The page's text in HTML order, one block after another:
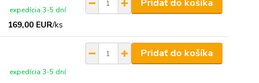
169,00 EUR/ks
expedícia 3-5 dní
Pridať do košíka
expedícia 3-5 dní
Pridať do košíka